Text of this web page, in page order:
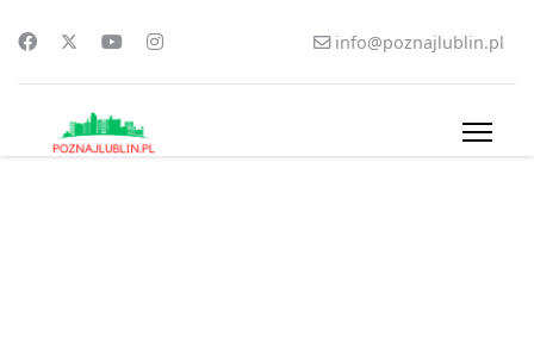
info@poznajlublin.pl